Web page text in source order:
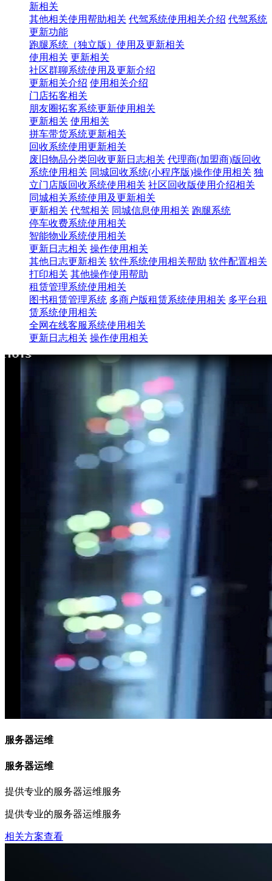
新相关
其他相关使用帮助相关 代驾系统使用相关介绍 代驾系统
更新功能
跑腿系统（独立版）使用及更新相关
使用相关 更新相关
社区群聊系统使用及更新介绍
更新相关介绍 使用相关介绍
门店拓客相关
朋友圈拓客系统更新使用相关
更新相关 使用相关
拼车带货系统更新相关
回收系统使用更新相关
废旧物品分类回收更新日志相关 代理商(加盟商)版回收
系统使用相关 同城回收系统(小程序版)操作使用相关 独
立门店版回收系统使用相关 社区回收版使用介绍相关
同城相关系统使用及更新相关
更新相关 代驾相关 同城信息使用相关 跑腿系统
停车收费系统使用相关
智能物业系统使用相关
更新日志相关 操作使用相关
其他日志更新相关 软件系统使用相关帮助 软件配置相关
打印相关 其他操作使用帮助
租赁管理系统使用相关
图书租赁管理系统 多商户版租赁系统使用相关 多平台租
赁系统使用相关
全网在线客服系统使用相关
更新日志相关 操作使用相关
服务器运维
服务器运维
提供专业的服务器运维服务
提供专业的服务器运维服务
相关方案查看